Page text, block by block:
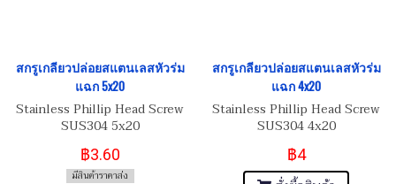
สกรูเกลียวปล่อยสแตนเลสหัวร่ม
แฉก 5x20
Stainless Phillip Head Screw
SUS304 5x20
฿3.60
มีสินค้าราคาส่ง
สกรูเกลียวปล่อยสแตนเลสหัวร่ม
แฉก 4x20
Stainless Phillip Head Screw
SUS304 4x20
฿4